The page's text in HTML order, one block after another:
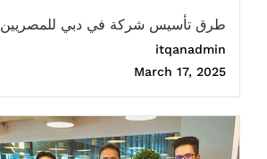
طرق تأسيس شركة في دبي للمصريين
itqanadmin
March 17, 2025